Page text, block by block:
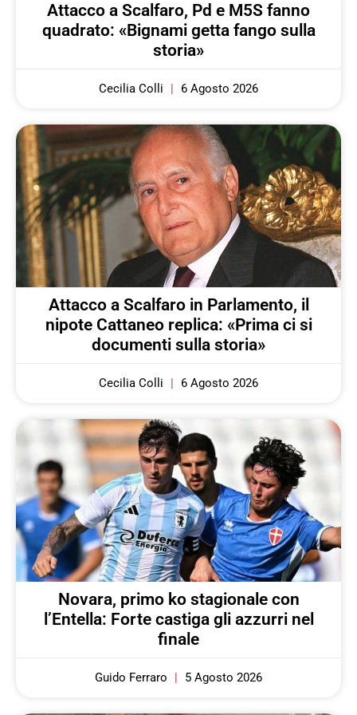
Attacco a Scalfaro, Pd e M5S fanno
quadrato: «Bignami getta fango sulla
storia»
Cecilia Colli 6 Agosto 2026
Attacco a Scalfaro in Parlamento, il
nipote Cattaneo replica: «Prima ci si
documenti sulla storia»
Cecilia Colli 6 Agosto 2026
Novara, primo ko stagionale con
l’Entella: Forte castiga gli azzurri nel
finale
Guido Ferraro 5 Agosto 2026